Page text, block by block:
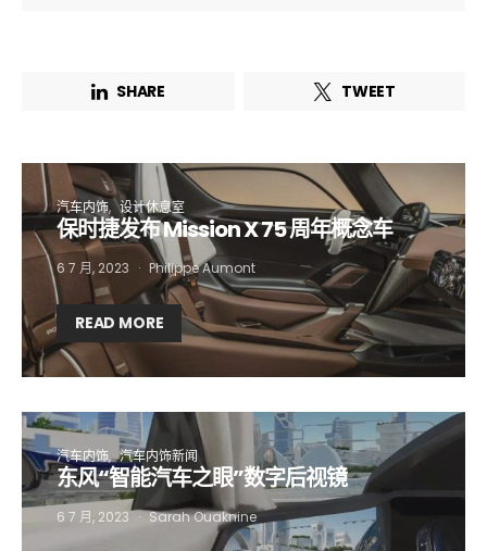
SHARE TWEET
汽车内饰 设计休息室
保时捷发布 Mission X 75 周年概念车
6 7 月, 2023 Philippe Aumont
READ MORE
汽车内饰 汽车内饰新闻
东风“智能汽车之眼”数字后视镜
6 7 月, 2023 Sarah Ouaknine